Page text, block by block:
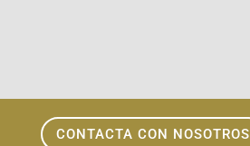
CONTACTA CON NOSOTROS